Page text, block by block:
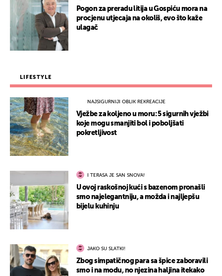
Pogon za preradu litija u Gospiću mora na
procjenu utjecaja na okoliš, evo što kaže
ulagač
LIFESTYLE
NAJSIGURNIJI OBLIK REKREACIJE
Vježbe za koljeno u moru: 5 sigurnih vježbi
koje mogu smanjiti bol i poboljšati
pokretljivost
I TERASA JE SAN SNOVA!
U ovoj raskošnoj kući s bazenom pronašli
smo najelegantniju, a možda i najljepšu
bijelu kuhinju
JAKO SU SLATKI!
Zbog simpatičnog para sa špice zaboravili
smo i na modu, no njezina haljina itekako